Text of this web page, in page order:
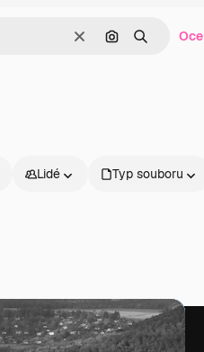
ZrušitHledat podle
Hledat
Lidé Typ souboru